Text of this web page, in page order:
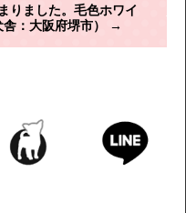
りました。毛色ホワイ
：大阪府堺市）
→